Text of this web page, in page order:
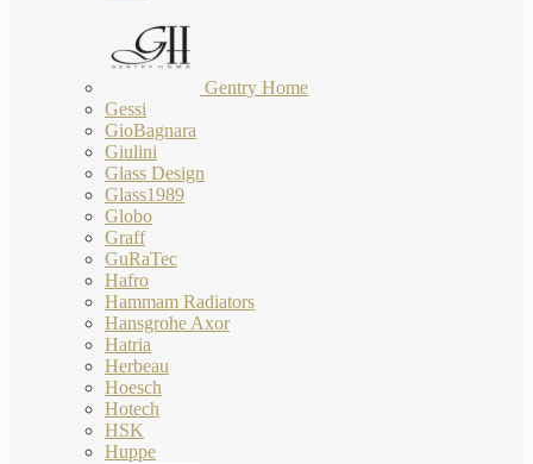
Gentry Home
Gessi
GioBagnara
Giulini
Glass Design
Glass1989
Globo
Graff
GuRaTec
Hafro
Hammam Radiators
Hansgrohe Axor
Hatria
Herbeau
Hoesch
Hotech
HSK
Huppe